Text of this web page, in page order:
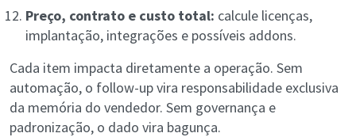
Preço, contrato e custo total: calcule licenças,
implantação, integrações e possíveis addons.
Cada item impacta diretamente a operação. Sem
automação, o follow-up vira responsabilidade exclusiva
da memória do vendedor. Sem governança e
padronização, o dado vira bagunça.